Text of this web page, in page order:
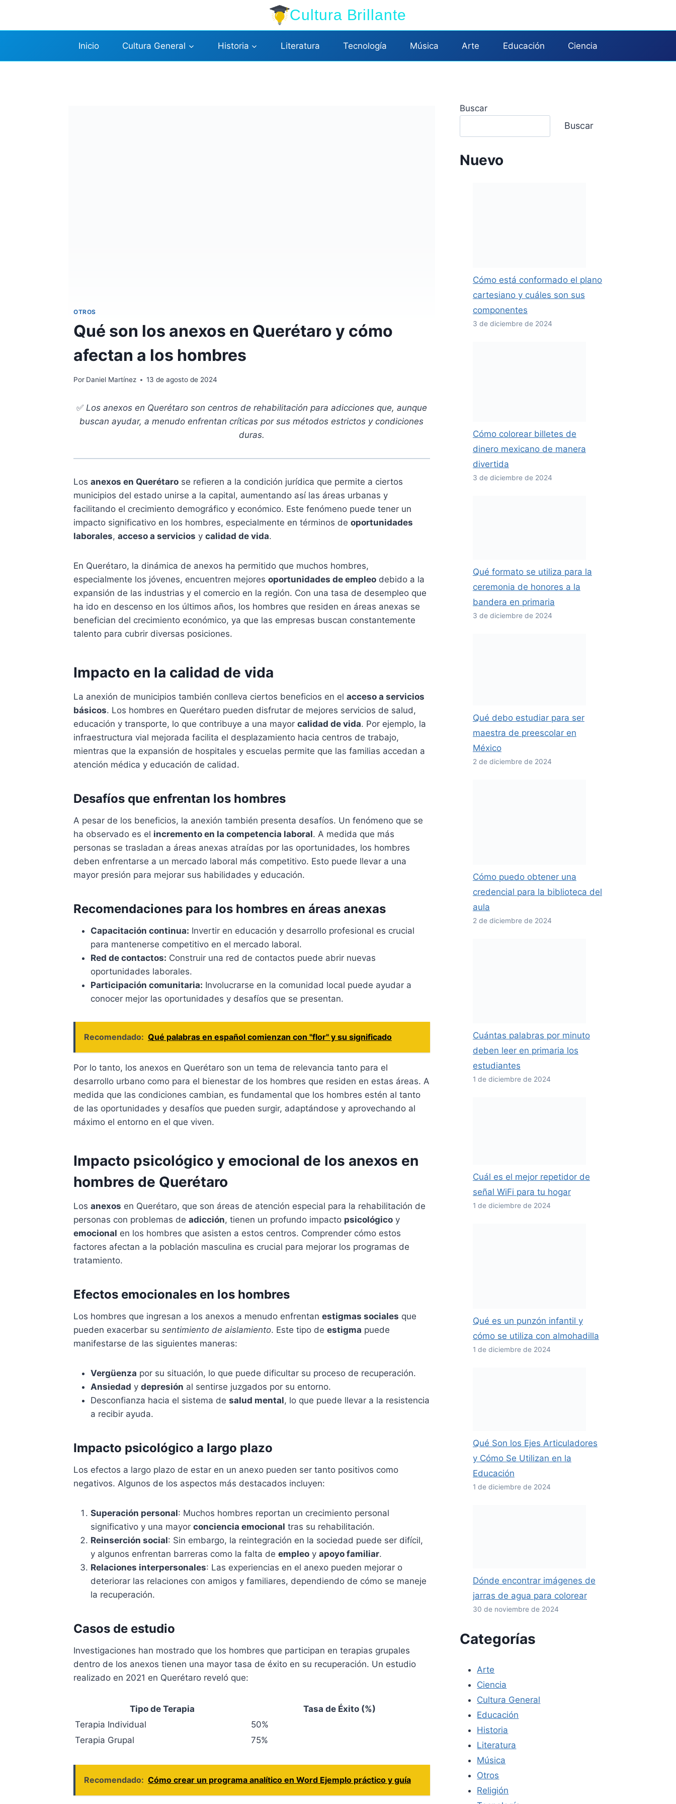
contenido
Cultura Brillante
Inicio Cultura General Historia Literatura Tecnología Música Arte Educación Ciencia
OTROS
Qué son los anexos en Querétaro y cómo
afectan a los hombres
Por Daniel Martínez 13 de agosto de 2024
✅ Los anexos en Querétaro son centros de rehabilitación para adicciones que, aunque
buscan ayudar, a menudo enfrentan críticas por sus métodos estrictos y condiciones
duras.
Los anexos en Querétaro se refieren a la condición jurídica que permite a ciertos
municipios del estado unirse a la capital, aumentando así las áreas urbanas y
facilitando el crecimiento demográfico y económico. Este fenómeno puede tener un
impacto significativo en los hombres, especialmente en términos de oportunidades
laborales, acceso a servicios y calidad de vida.
En Querétaro, la dinámica de anexos ha permitido que muchos hombres,
especialmente los jóvenes, encuentren mejores oportunidades de empleo debido a la
expansión de las industrias y el comercio en la región. Con una tasa de desempleo que
ha ido en descenso en los últimos años, los hombres que residen en áreas anexas se
benefician del crecimiento económico, ya que las empresas buscan constantemente
talento para cubrir diversas posiciones.
Impacto en la calidad de vida
La anexión de municipios también conlleva ciertos beneficios en el acceso a servicios
básicos. Los hombres en Querétaro pueden disfrutar de mejores servicios de salud,
educación y transporte, lo que contribuye a una mayor calidad de vida. Por ejemplo, la
infraestructura vial mejorada facilita el desplazamiento hacia centros de trabajo,
mientras que la expansión de hospitales y escuelas permite que las familias accedan a
atención médica y educación de calidad.
Desafíos que enfrentan los hombres
A pesar de los beneficios, la anexión también presenta desafíos. Un fenómeno que se
ha observado es el incremento en la competencia laboral. A medida que más
personas se trasladan a áreas anexas atraídas por las oportunidades, los hombres
deben enfrentarse a un mercado laboral más competitivo. Esto puede llevar a una
mayor presión para mejorar sus habilidades y educación.
Recomendaciones para los hombres en áreas anexas
Capacitación continua: Invertir en educación y desarrollo profesional es crucial
para mantenerse competitivo en el mercado laboral.
Red de contactos: Construir una red de contactos puede abrir nuevas
oportunidades laborales.
Participación comunitaria: Involucrarse en la comunidad local puede ayudar a
conocer mejor las oportunidades y desafíos que se presentan.
Recomendado: Qué palabras en español comienzan con "flor" y su significado
Por lo tanto, los anexos en Querétaro son un tema de relevancia tanto para el
desarrollo urbano como para el bienestar de los hombres que residen en estas áreas. A
medida que las condiciones cambian, es fundamental que los hombres estén al tanto
de las oportunidades y desafíos que pueden surgir, adaptándose y aprovechando al
máximo el entorno en el que viven.
Impacto psicológico y emocional de los anexos en
hombres de Querétaro
Los anexos en Querétaro, que son áreas de atención especial para la rehabilitación de
personas con problemas de adicción, tienen un profundo impacto psicológico y
emocional en los hombres que asisten a estos centros. Comprender cómo estos
factores afectan a la población masculina es crucial para mejorar los programas de
tratamiento.
Efectos emocionales en los hombres
Los hombres que ingresan a los anexos a menudo enfrentan estigmas sociales que
pueden exacerbar su sentimiento de aislamiento. Este tipo de estigma puede
manifestarse de las siguientes maneras:
Vergüenza por su situación, lo que puede dificultar su proceso de recuperación.
Ansiedad y depresión al sentirse juzgados por su entorno.
Desconfianza hacia el sistema de salud mental, lo que puede llevar a la resistencia
a recibir ayuda.
Impacto psicológico a largo plazo
Los efectos a largo plazo de estar en un anexo pueden ser tanto positivos como
negativos. Algunos de los aspectos más destacados incluyen:
Superación personal: Muchos hombres reportan un crecimiento personal
significativo y una mayor conciencia emocional tras su rehabilitación.
Reinserción social: Sin embargo, la reintegración en la sociedad puede ser difícil,
y algunos enfrentan barreras como la falta de empleo y apoyo familiar.
Relaciones interpersonales: Las experiencias en el anexo pueden mejorar o
deteriorar las relaciones con amigos y familiares, dependiendo de cómo se maneje
la recuperación.
Casos de estudio
Investigaciones han mostrado que los hombres que participan en terapias grupales
dentro de los anexos tienen una mayor tasa de éxito en su recuperación. Un estudio
realizado en 2021 en Querétaro reveló que:
Tipo de Terapia
Tasa de Éxito (%)
Terapia Individual
50%
Terapia Grupal
75%
Recomendado: Cómo crear un programa analítico en Word Ejemplo práctico y guía
Buscar
Buscar
Nuevo
Cómo está conformado el plano
cartesiano y cuáles son sus
componentes
3 de diciembre de 2024
Cómo colorear billetes de
dinero mexicano de manera
divertida
3 de diciembre de 2024
Qué formato se utiliza para la
ceremonia de honores a la
bandera en primaria
3 de diciembre de 2024
Qué debo estudiar para ser
maestra de preescolar en
México
2 de diciembre de 2024
Cómo puedo obtener una
credencial para la biblioteca del
aula
2 de diciembre de 2024
Cuántas palabras por minuto
deben leer en primaria los
estudiantes
1 de diciembre de 2024
Cuál es el mejor repetidor de
señal WiFi para tu hogar
1 de diciembre de 2024
Qué es un punzón infantil y
cómo se utiliza con almohadilla
1 de diciembre de 2024
Qué Son los Ejes Articuladores
y Cómo Se Utilizan en la
Educación
1 de diciembre de 2024
Dónde encontrar imágenes de
jarras de agua para colorear
30 de noviembre de 2024
Categorías
Arte
Ciencia
Cultura General
Educación
Historia
Literatura
Música
Otros
Religión